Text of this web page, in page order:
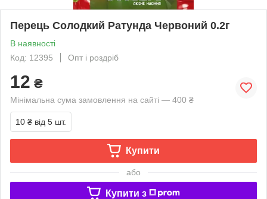
Перець Солодкий Ратунда Червоний 0.2г
В наявності
Код: 12395
Опт і роздріб
12 ₴
Мінімальна сума замовлення на сайті — 400 ₴
10 ₴ від 5 шт.
Купити
або
Купити з